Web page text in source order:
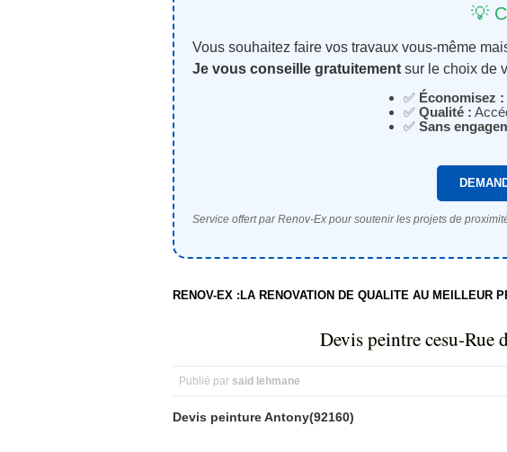
💡
Vous souhaitez faire vos travaux vous-même
Je vous conseille gratuitement sur le choix de
✅ Économisez :
✅ Qualité :
✅ Sans
Service offert par Renov-Ex pour soutenir les projets de
RENOV-EX :LA RENOVATION DE QUALITE AU MEILLEUR
Devis peintre cesu-
Publié par said lehmane
Devis peinture Antony(92160)